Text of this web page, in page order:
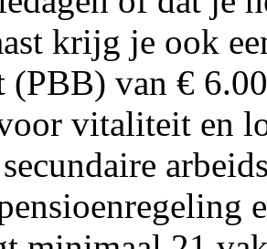
krijg je ook
(PBB) van €
vitaliteit en